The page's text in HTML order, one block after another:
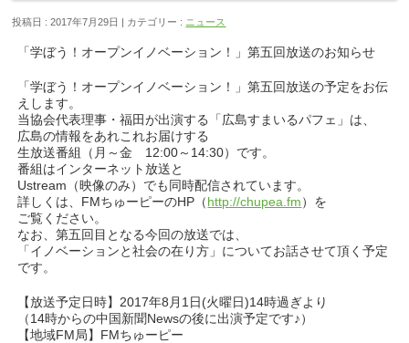
投稿日 : 2017年7月29日 | カテゴリー : ニュース
「学ぼう！オープンイノベーション！」第五回放送のお知らせ
「学ぼう！オープンイノベーション！」第五回放送の予定をお伝
えします。
当協会代表理事・福田が出演する「広島すまいるパフェ」は、
広島の情報をあれこれお届けする
生放送番組（月～金 12:00～14:30）です。
番組はインターネット放送と
Ustream（映像のみ）でも同時配信されています。
詳しくは、FMちゅーピーのHP（http://chupea.fm）を
ご覧ください。
なお、第五回目となる今回の放送では、
「イノベーションと社会の在り方」についてお話させて頂く予定
です。
【放送予定日時】2017年8月1日(火曜日)14時過ぎより
（14時からの中国新聞Newsの後に出演予定です♪）
【地域FM局】FMちゅーピー